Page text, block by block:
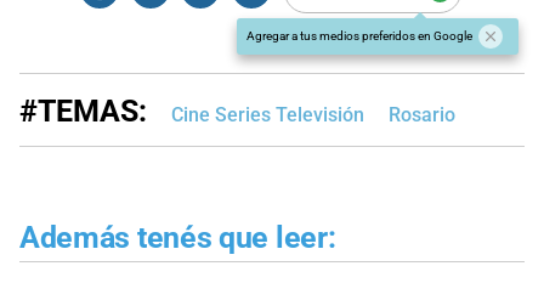
Agregar a tus medios preferidos en Google
#TEMAS: Cine Series Televisión Rosario
Además tenés que leer: